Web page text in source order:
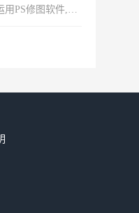
用PS修图软件,工